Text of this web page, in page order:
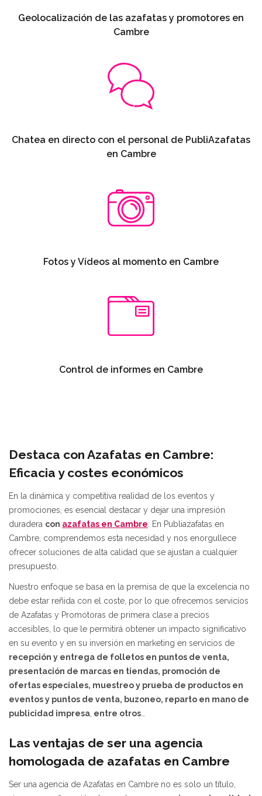
Geolocalización de las azafatas y promotores en
Cambre
Chatea en directo con el personal de PubliAzafatas
en Cambre
Fotos y Vídeos al momento en Cambre
Control de informes en Cambre
Destaca con Azafatas en Cambre:
Eficacia y costes económicos
En la dinámica y competitiva realidad de los eventos y
promociones, es esencial destacar y dejar una impresión
duradera con azafatas en Cambre . En Publiazafatas en
Cambre, comprendemos esta necesidad y nos enorgullece
ofrecer soluciones de alta calidad que se ajustan a cualquier
presupuesto.
Nuestro enfoque se basa en la premisa de que la excelencia no
debe estar reñida con el coste, por lo que ofrecemos servicios
de Azafatas y Promotoras de primera clase a precios
accesibles, lo que le permitirá obtener un impacto significativo
en su evento y en su inversión en marketing en servicios de
recepción y entrega de folletos en puntos de venta,
presentación de marcas en tiendas, promoción de
ofertas especiales, muestreo y prueba de productos en
eventos y puntos de venta, buzoneo, reparto en mano de
publicidad impresa entre otros
Las ventajas de ser una agencia
homologada de azafatas en Cambre
Ser una agencia de Azafatas en Cambre no es solo un título,